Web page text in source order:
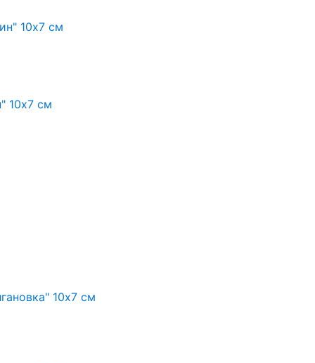
10х7 см